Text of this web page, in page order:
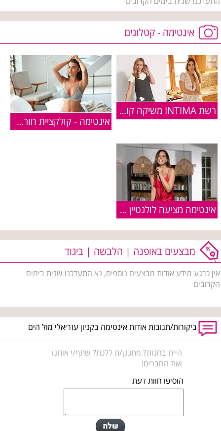
אינטימה - קטלוגים
רשת INTIMA משיקה קולקציה בשיתוף פעולה עם המותג האהוב "סנופי"
אינטימה - קולקציית חורף 2019-2020
אינטימה מציעה לולנטיין דיי: קולקציה מלאת אהבה
מבצעים באופנה | הלבשה | ביגוד
אין כרגע מידע אודות מבצעים נוספים, נא התעדכנו שנית בימים
הקרובים
ביקורות/תגובות אודות אינטימה בקניון עזריאלי מול הים
היית בחנות? מתכנן/ת ללכת? שתף/י אותנו
ואת החברים!
הוסיפו חוות דעת